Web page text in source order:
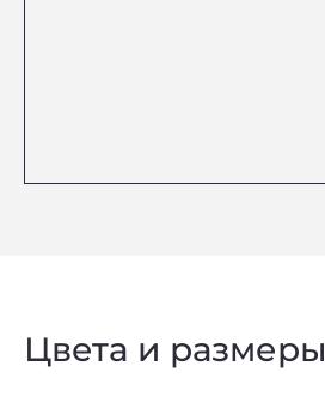
Цвета и размеры